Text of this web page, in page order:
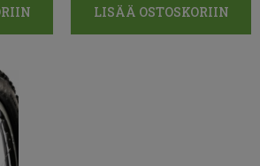
LISÄÄ OSTOSKORIIN